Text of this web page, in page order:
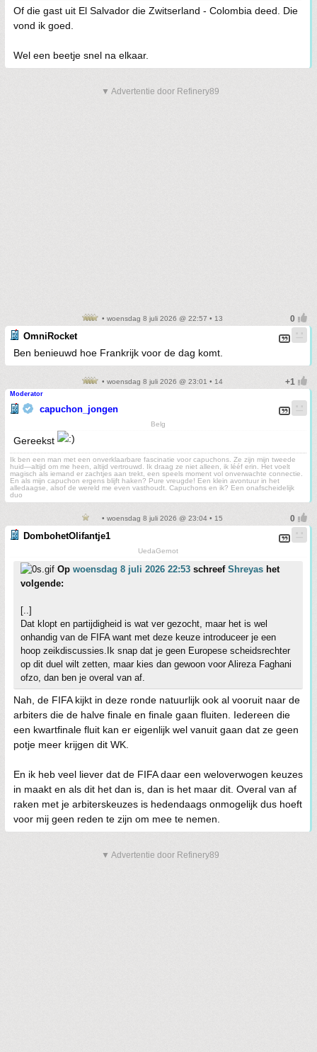
Of die gast uit El Salvador die Zwitserland - Colombia deed. Die
vond ik goed.
Wel een beetje snel na elkaar.
▼ Advertentie door Refinery89
• woensdag 8 juli 2026 @ 22:57 • 13
OmniRocket
Ben benieuwd hoe Frankrijk voor de dag komt.
• woensdag 8 juli 2026 @ 23:01 • 14
Moderator
capuchon_jongen
Belg
Gereekst
Ik ben een man met een onverklaarbare fascinatie voor capuchons. Ze zijn mijn tweede
huid—altijd om me heen, altijd vertrouwd. Ik draag ze niet alleen, ik lééf erin. Het voelt
magisch als iemand er zachtjes aan trekt, een speels moment vol onverwachte connectie.
En als mijn capuchon ergens blijft haken? Pure vreugde! Een klein avontuur in het
alledaagse, alsof de wereld me even vasthoudt. Capuchons en ik? Een onafscheidelijk
duo
• woensdag 8 juli 2026 @ 23:04 • 15
DombohetOlifantje1
UedaGernot
Op woensdag 8 juli 2026 22:53 schreef Shreyas het
volgende:
[..]
Dat klopt en partijdigheid is wat ver gezocht, maar het is wel
onhandig van de FIFA want met deze keuze introduceer je een
hoop zeikdiscussies.Ik snap dat je geen Europese scheidsrechter
op dit duel wilt zetten, maar kies dan gewoon voor Alireza Faghani
ofzo, dan ben je overal van af.
Nah, de FIFA kijkt in deze ronde natuurlijk ook al vooruit naar de
arbiters die de halve finale en finale gaan fluiten. Iedereen die
een kwartfinale fluit kan er eigenlijk wel vanuit gaan dat ze geen
potje meer krijgen dit WK.
En ik heb veel liever dat de FIFA daar een weloverwogen keuzes
in maakt en als dit het dan is, dan is het maar dit. Overal van af
raken met je arbiterskeuzes is hedendaags onmogelijk dus hoeft
voor mij geen reden te zijn om mee te nemen.
▼ Advertentie door Refinery89